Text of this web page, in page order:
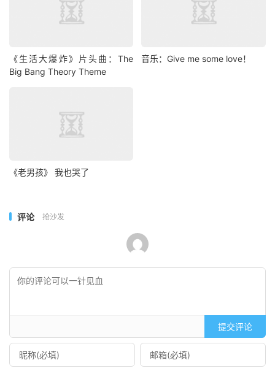
《生活大爆炸》片头曲：The
Big Bang Theory Theme
音乐：Give me some love！
《老男孩》 我也哭了
评论 抢沙发
提交评论